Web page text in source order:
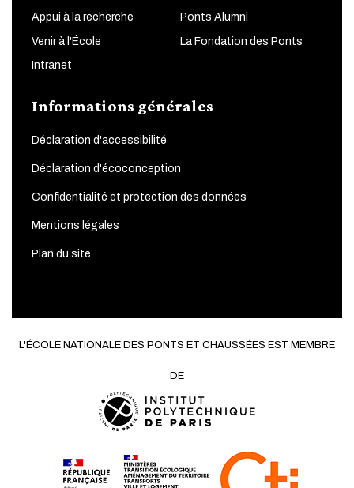
Appui à la recherche Ponts Alumni
Venir à l'École La Fondation des Ponts
Intranet
Informations générales
Déclaration d'accessibilité
Déclaration d'écoconception
Confidentialité et protection des données
Mentions légales
Plan du site
L'ÉCOLE NATIONALE DES PONTS ET CHAUSSÉES EST MEMBRE
DE